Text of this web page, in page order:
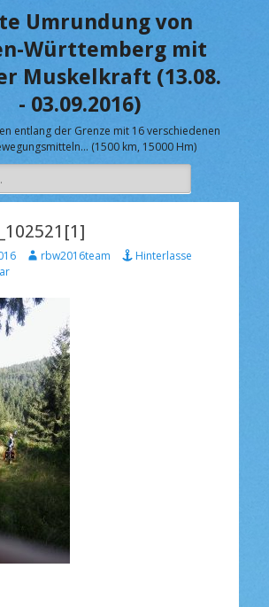
Umrundung von
Württemberg mit
Muskelkraft (13.08.
- 03.09.2016)
entlang der Grenze mit 16 verschiedenen
(1500 km, 15000 Hm)
A
o
r
rbw2016team
Hinterlasse